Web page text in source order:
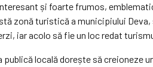
și foarte frumos,
zonă turistică a municipiului
iar acolo să fie un loc redat
locală dorește să creioneze